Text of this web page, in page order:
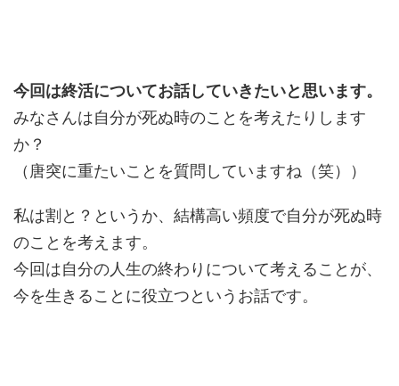
今回は終活についてお話していきたいと思います。
みなさんは自分が死ぬ時のことを考えたりします
か？
（唐突に重たいことを質問していますね（笑））
私は割と？というか、結構高い頻度で自分が死ぬ時
のことを考えます。
今回は自分の人生の終わりについて考えることが、
今を生きることに役立つというお話です。